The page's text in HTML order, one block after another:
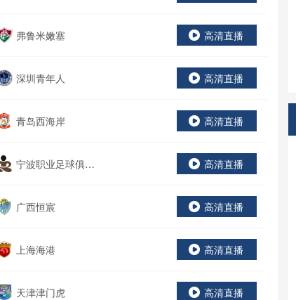
弗鲁米嫩塞 高清直播
深圳青年人 高清直播
青岛西海岸 高清直播
宁波职业足球俱乐
部
高清直播
广西恒宸 高清直播
上海海港 高清直播
天津津门虎 高清直播